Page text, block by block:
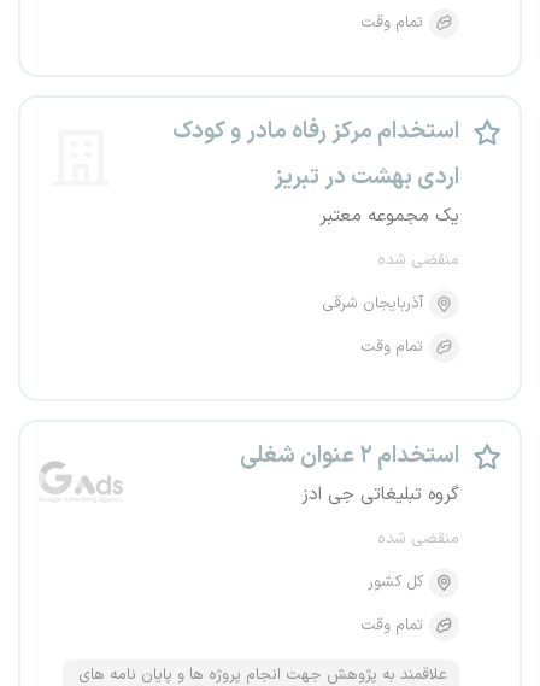
تمام وقت
استخدام مرکز رفاه مادر و کودک
اردی بهشت در تبریز
یک مجموعه معتبر
منقضی شده
آذربایجان شرقی
تمام وقت
استخدام ۲ عنوان شغلی
گروه تبلیغاتی جی ادز
منقضی شده
کل کشور
تمام وقت
علاقمند به پژوهش جهت انجام پروژه ها و پایان نامه های